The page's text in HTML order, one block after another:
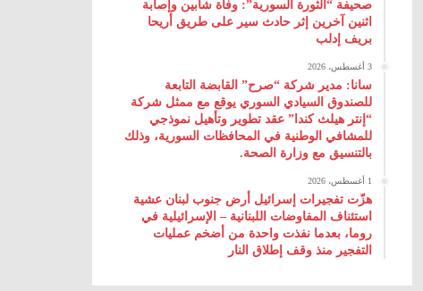
صحيفة “الثورة السورية”: وفاة شابين وإصابة
اثنين آخرين إثر حادث سير على طريق أريحا
بريف إدلب
3 أغسطس، 2026
سانا: مدير شركة “صرح” القابضة التابعة
للصندوق السيادي السوري يوقع مع ممثل شركة
“إنتر هيلث كندا” عقد تطوير وتأهيل نموذجي
للمشافي الوطنية في المحافظات السورية، وذلك
بالتنسيق مع وزارة الصحة.
1 أغسطس، 2026
هزّت تفجيرات إسرائيل أرض جنوب لبنان عشية
استئناف المفاوضات اللبنانية – الإسرائيلية في
روما، بعدما نفذت واحدة من أضخم عمليات
التفجير منذ وقف إطلاق النار